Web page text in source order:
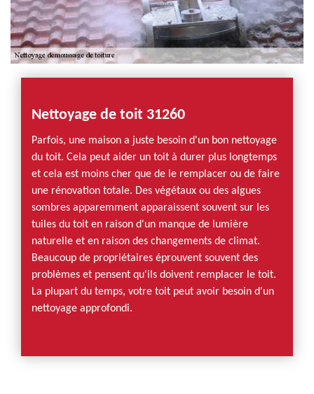
Nettoyage de toit 31260
Parfois, une maison a juste besoin d'un bon nettoyage
du toit. Cela peut aider un toit à durer plus longtemps
et cela est moins cher que de le remplacer ou de faire
une rénovation totale. Des végétaux ou des algues
sombres apparemment apparaissent souvent sur les
tuiles du toit en raison d'un manque de lumière
naturelle et en raison des changements de climat.
Beaucoup de propriétaires éprouvent souvent des
problèmes et pensent qu'ils doivent remplacer le toit.
La plupart du temps, votre toit peut avoir besoin d'un
nettoyage approfondi.